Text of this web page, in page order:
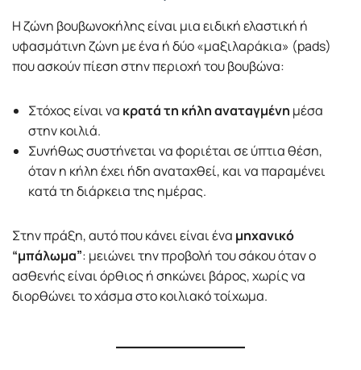
Η ζώνη βουβωνοκήλης είναι μια ειδική ελαστική ή
υφασμάτινη ζώνη με ένα ή δύο «μαξιλαράκια» (pads)
που ασκούν πίεση στην περιοχή του βουβώνα:
Στόχος είναι να κρατά τη κήλη αναταγμένη μέσα
στην κοιλιά.
Συνήθως συστήνεται να φοριέται σε ύπτια θέση,
όταν η κήλη έχει ήδη αναταχθεί, και να παραμένει
κατά τη διάρκεια της ημέρας.
Στην πράξη, αυτό που κάνει είναι ένα μηχανικό
“μπάλωμα”: μειώνει την προβολή του σάκου όταν ο
ασθενής είναι όρθιος ή σηκώνει βάρος, χωρίς να
διορθώνει το χάσμα στο κοιλιακό τοίχωμα.